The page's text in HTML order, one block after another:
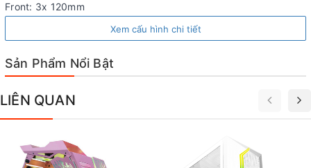
Front: 3x 120mm
Back: 1x120mm
Max CPU Cooler Heigh: 160mm
Mainboard support: ATX/M-ATX/I-ATX
Kích thước Case: L385 x 192 x 410 mm
Xem cấu hình chi tiết
Sản Phẩm Nổi Bật
LIÊN QUAN